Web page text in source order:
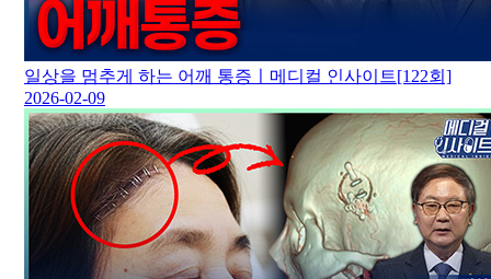
일상을 멈추게 하는 어깨 통증ㅣ메디컬 인사이트[122회]
2026-02-09